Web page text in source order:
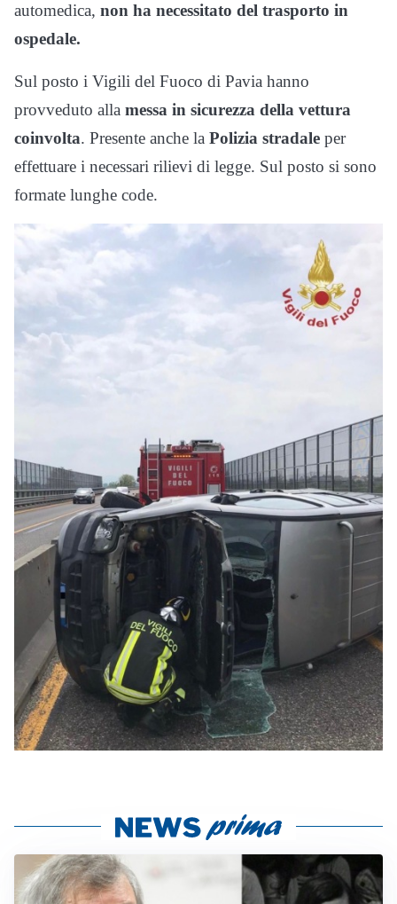
automedica, non ha necessitato del trasporto in
ospedale.
Sul posto i Vigili del Fuoco di Pavia hanno
provveduto alla messa in sicurezza della vettura
coinvolta. Presente anche la Polizia stradale per
effettuare i necessari rilievi di legge. Sul posto si sono
formate lunghe code.